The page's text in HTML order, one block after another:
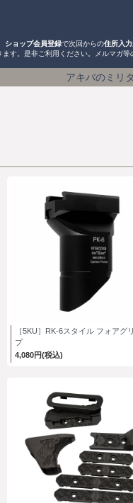
ショップ会員登録で次回からの住所入
ます。是非ご利用ください。メルマガ等
ショップ 15時まで
［5KU］RK-6スタイル フォアグ
プ
4,080円(税込)